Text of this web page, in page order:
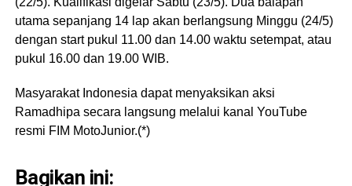
utama sepanjang 14 lap akan berlangsung Minggu (24/5)
dengan start pukul 11.00 dan 14.00 waktu setempat, atau
pukul 16.00 dan 19.00 WIB.
Masyarakat Indonesia dapat menyaksikan aksi
Ramadhipa secara langsung melalui kanal YouTube
resmi FIM MotoJunior.(*)
Bagikan ini: